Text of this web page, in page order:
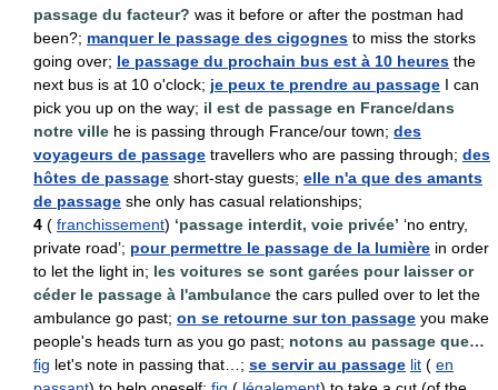
passage du facteur? was it before or after the postman had
been?; manquer le passage des cigognes to miss the storks
going over; le passage du prochain bus est à 10 heures the
next bus is at 10 o'clock; je peux te prendre au passage I can
pick you up on the way; il est de passage en France/dans
notre ville he is passing through France/our town; des
voyageurs de passage travellers who are passing through; des
hôtes de passage short-stay guests; elle n'a que des amants
de passage she only has casual relationships;
4 ( franchissement) ‘passage interdit, voie privée’ ‘no entry,
private road’; pour permettre le passage de la lumière in order
to let the light in; les voitures se sont garées pour laisser or
céder le passage à l'ambulance the cars pulled over to let the
ambulance go past; on se retourne sur ton passage you make
people's heads turn as you go past; notons au passage que…
fig let's note in passing that…; se servir au passage lit ( en